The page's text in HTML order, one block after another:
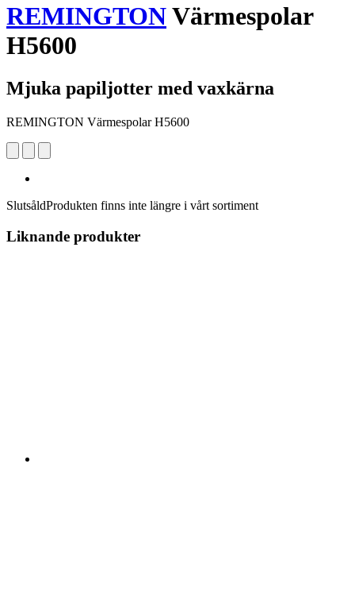
REMINGTONVärmespolar
H5600
Mjuka papiljotter med vaxkärna
REMINGTON Värmespolar H5600
SlutsåldProdukten finns inte längre i vårt sortiment
Liknande produkter